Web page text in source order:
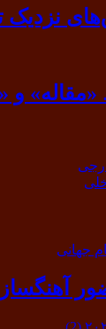
نزدیک
و